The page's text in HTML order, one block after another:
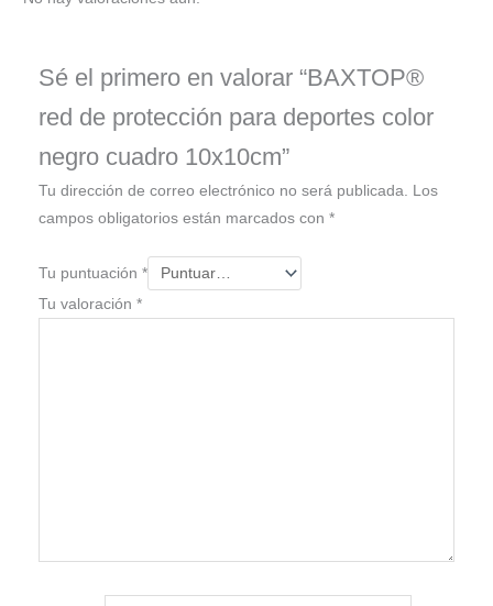
Sé el primero en valorar “BAXTOP®
red de protección para deportes color
negro cuadro 10x10cm”
Tu dirección de correo electrónico no será publicada. Los
campos obligatorios están marcados con *
Tu puntuación *
Tu valoración *